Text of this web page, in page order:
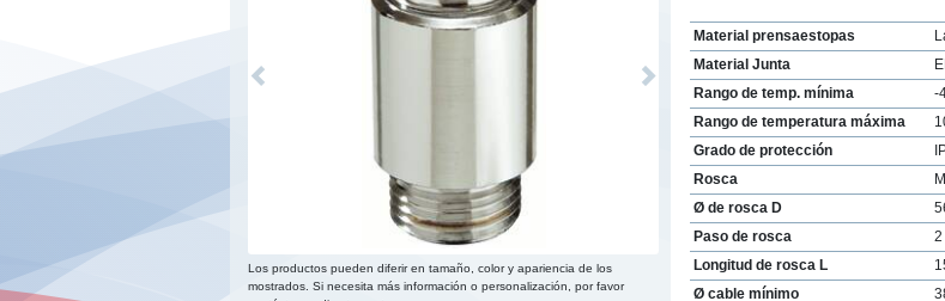
Previous Next
Los productos pueden diferir en tamaño, color y apariencia de los
mostrados. Si necesita más información o personalización, por favor
Material prensaestopas
Material Junta
Rango de temp. mínima
-
Rango de temperatura máxima
Grado de protección
Rosca
M
Ø de rosca D
Paso de rosca
2
Longitud de rosca L
Ø cable mínimo